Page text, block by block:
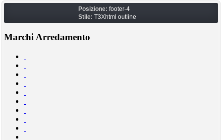
Posizione: footer-4
Stile: T3Xhtml outline
Marchi Arredamento